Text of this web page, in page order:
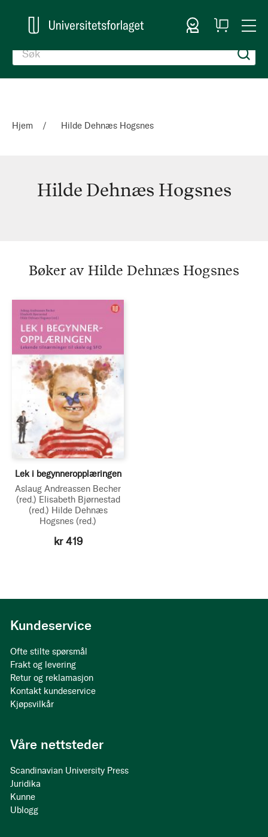
Logg inn
Handlekurv
Hjem Hilde Dehnæs Hogsnes
Hilde Dehnæs Hogsnes
Hogsnes
Bøker av Hilde Dehnæs Hogsnes
Lek i begynneropplæringen
Aslaug Andreassen Becher
(red.) Elisabeth Bjørnestad
(red.) Hilde Dehnæs
Hogsnes (red.)
kr 419
Kundeservice
Ofte stilte spørsmål
Frakt og levering
Retur og reklamasjon
Kontakt kundeservice
Kjøpsvilkår
Våre nettsteder
Scandinavian University Press
Juridika
Kunne
Ublogg